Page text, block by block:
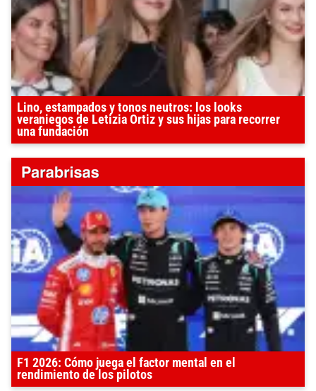
Lino, estampados y tonos neutros: los looks
veraniegos de Letizia Ortiz y sus hijas para recorrer
una fundación
F1 2026: Cómo juega el factor mental en el
rendimiento de los pilotos